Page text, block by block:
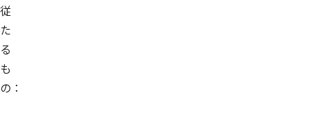
従
た
る
も
の：